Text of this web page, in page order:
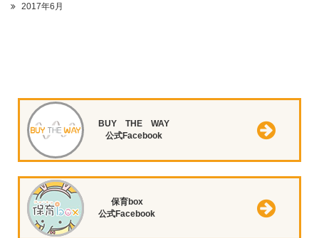
2017年6月
BUY THE WAY
公式Facebook
保育box
公式Facebook